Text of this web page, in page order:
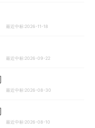
最近中标:2026-11-18
最近中标:2026-09-22
最近中标:2026-08-30
最近中标:2026-08-10